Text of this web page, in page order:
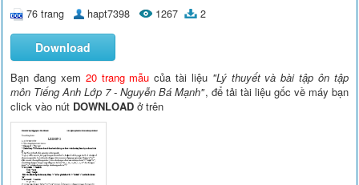
76 trang hapt7398 1267 2
Download
Bạn đang xem 20 trang mẫu của tài liệu "Lý thuyết và bài tập ôn tập
môn Tiếng Anh Lớp 7 - Nguyễn Bá Mạnh", để tải tài liệu gốc về máy bạn
click vào nút DOWNLOAD ở trên